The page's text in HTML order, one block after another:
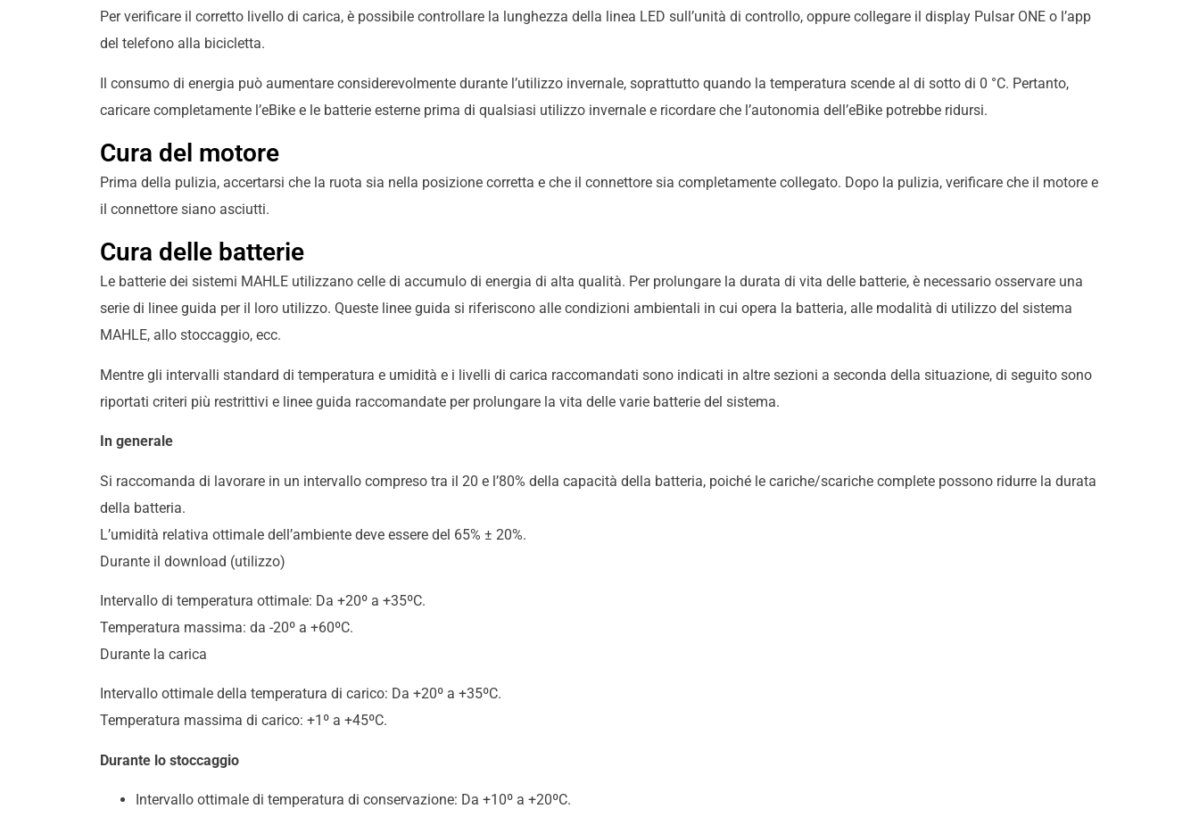
Per verificare il corretto livello di carica, è possibile controllare la lunghezza della linea LED sull’unità di controllo, oppure collegare il display Pulsar ONE o l’app
del telefono alla bicicletta.
Il consumo di energia può aumentare considerevolmente durante l’utilizzo invernale, soprattutto quando la temperatura scende al di sotto di 0 °C. Pertanto,
caricare completamente l’eBike e le batterie esterne prima di qualsiasi utilizzo invernale e ricordare che l’autonomia dell’eBike potrebbe ridursi.
Cura del motore
Prima della pulizia, accertarsi che la ruota sia nella posizione corretta e che il connettore sia completamente collegato. Dopo la pulizia, verificare che il motore e
il connettore siano asciutti.
Cura delle batterie
Le batterie dei sistemi MAHLE utilizzano celle di accumulo di energia di alta qualità. Per prolungare la durata di vita delle batterie, è necessario osservare una
serie di linee guida per il loro utilizzo. Queste linee guida si riferiscono alle condizioni ambientali in cui opera la batteria, alle modalità di utilizzo del sistema
MAHLE, allo stoccaggio, ecc.
Mentre gli intervalli standard di temperatura e umidità e i livelli di carica raccomandati sono indicati in altre sezioni a seconda della situazione, di seguito sono
riportati criteri più restrittivi e linee guida raccomandate per prolungare la vita delle varie batterie del sistema.
In generale
Si raccomanda di lavorare in un intervallo compreso tra il 20 e l’80% della capacità della batteria, poiché le cariche/scariche complete possono ridurre la durata
della batteria.
L’umidità relativa ottimale dell’ambiente deve essere del 65% ± 20%.
Durante il download (utilizzo)
Intervallo di temperatura ottimale: Da +20º a +35ºC.
Temperatura massima: da -20º a +60ºC.
Durante la carica
Intervallo ottimale della temperatura di carico: Da +20º a +35ºC.
Temperatura massima di carico: +1º a +45ºC.
Durante lo stoccaggio
Intervallo ottimale di temperatura di conservazione: Da +10º a +20ºC.